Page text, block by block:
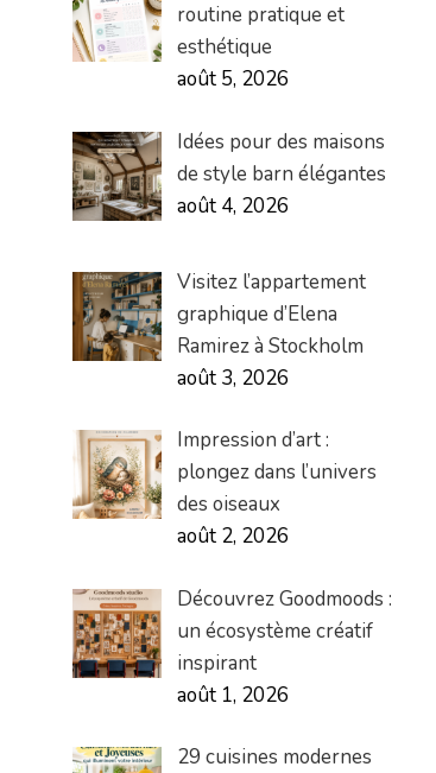
routine pratique et
esthétique
août 5, 2026
Idées pour des maisons
de style barn élégantes
août 4, 2026
Visitez l’appartement
graphique d’Elena
Ramirez à Stockholm
août 3, 2026
Impression d’art :
plongez dans l’univers
des oiseaux
août 2, 2026
Découvrez Goodmoods :
un écosystème créatif
inspirant
août 1, 2026
29 cuisines modernes